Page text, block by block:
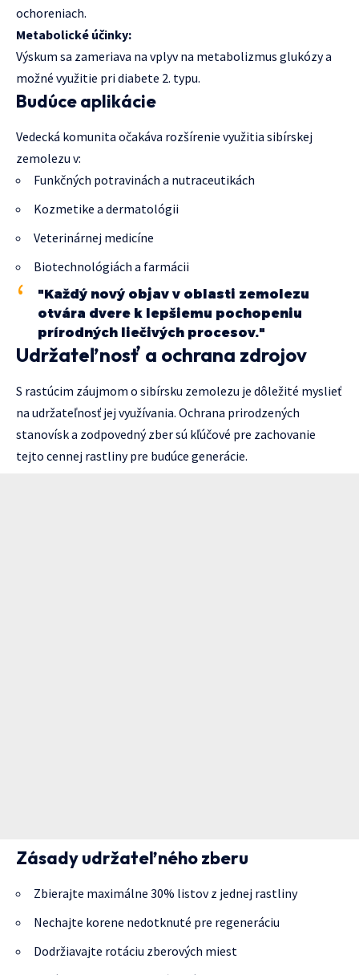
ochoreniach.
Metabolické účinky:
Výskum sa zameriava na vplyv na metabolizmus glukózy a
možné využitie pri diabete 2. typu.
Budúce aplikácie
Vedecká komunita očakáva rozšírenie využitia sibírskej
zemolezu v:
Funkčných potravinách a nutraceutikách
Kozmetike a dermatológii
Veterinárnej medicíne
Biotechnológiách a farmácii
"Každý nový objav v oblasti zemolezu
otvára dvere k lepšiemu pochopeniu
prírodných liečivých procesov."
Udržateľnosť a ochrana zdrojov
S rastúcim záujmom o sibírsku zemolezu je dôležité myslieť
na udržateľnosť jej využívania. Ochrana prirodzených
stanovísk a zodpovedný zber sú kľúčové pre zachovanie
tejto cennej rastliny pre budúce generácie.
Zásady udržateľného zberu
Zbierajte maximálne 30% listov z jednej rastliny
Nechajte korene nedotknuté pre regeneráciu
Dodržiavajte rotáciu zberových miest